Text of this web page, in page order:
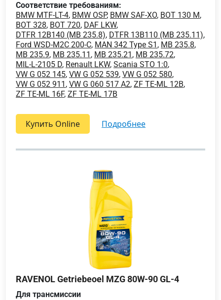
Соответствие требованиям:
BMW MTF-LT-4, BMW OSP, BMW SAF-XO, BOT 130 M,
BOT 328, BOT 720, DAF LKW,
DTFR 12B140 (MB 235.8), DTFR 13B110 (MB 235.11),
Ford WSD-M2C 200-C, MAN 342 Type S1 , MB 235.8,
MB 235.9, MB 235.11 , MB 235.21 , MB 235.72,
MIL-L-2105 D, Renault LKW, Scania STO 1:0,
VW G 052 145, VW G 052 539, VW G 052 580,
VW G 052 911 , VW G 060 517 A2, ZF TE-ML 12B,
ZF TE-ML 16F, ZF TE-ML 17B
Купить Online подробнее
RAVENOL Getriebeoel MZG 80W-90 GL-4
Для трансмиссии